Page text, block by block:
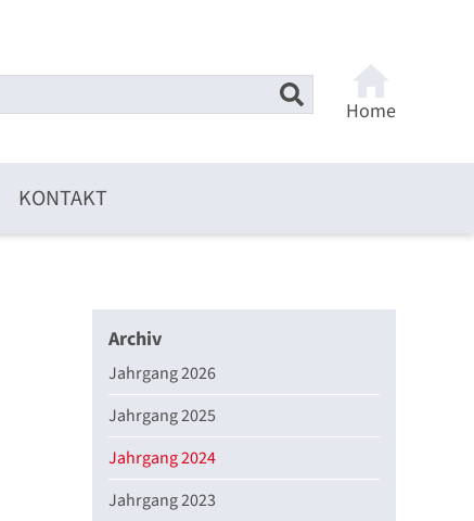
Home
KONTAKT
Archiv
Jahrgang 2026
Jahrgang 2025
Jahrgang 2024
Jahrgang 2023